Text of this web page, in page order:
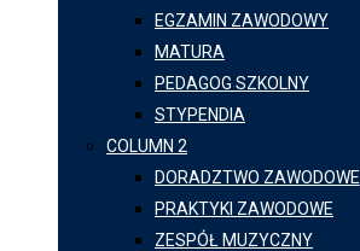
EGZAMIN ZAWODOWY
MATURA
PEDAGOG SZKOLNY
STYPENDIA
COLUMN 2
DORADZTWO ZAWODOWE
PRAKTYKI ZAWODOWE
ZESPÓŁ MUZYCZNY